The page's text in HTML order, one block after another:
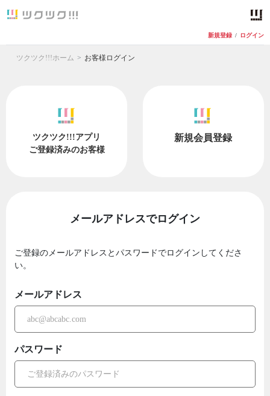
新規登録 / ログイン
ツクツク!!!ホーム お客様ログイン
ツクツク!!!アプリ
ご登録済みのお客様
新規会員登録
メールアドレスでログイン
ご登録のメールアドレスとパスワードでログインしてくださ
い。
メールアドレス
パスワード